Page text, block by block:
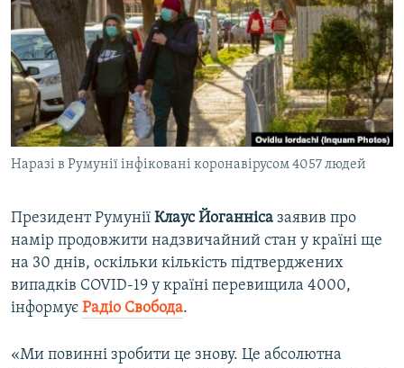
СПЕЦПРОЕКТИ
ДЕПОРТАЦІЯ
ВІДЕОУРОКИ «ELIFBE»
СВІДЧЕННЯ ОКУПАЦІЇ
УКРАЇНСЬКА ПРОБЛЕМА КРИМУ
ІНФОГРАФІКА
ЯК ОБІЙТИ БЛОКУВАННЯ
Русский
Qırımtatar
ДОЛУЧАЙСЯ!
Усі сайти RFE/RL
Наразі в Румунії інфіковані коронавірусом 4057 людей
Президент Румунії Клаус Йоганніса заявив про
намір продовжити надзвичайний стан у країні ще
на 30 днів, оскільки кількість підтверджених
випадків COVID-19 у країні перевищила 4000,
інформує Радіо Свобода.
«Ми повинні зробити це знову. Це абсолютна